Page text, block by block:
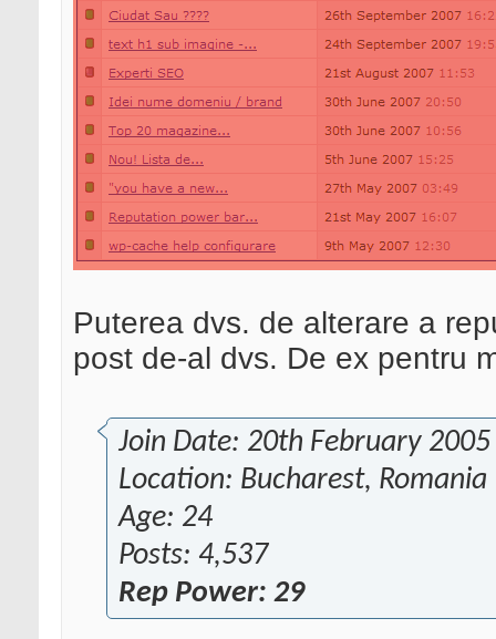
Puterea dvs. de alterare a
post de-al dvs. De ex pentru
Join Date: 20th February 2005
Location: Bucharest, Romania
Age: 24
Posts: 4,537
Rep Power: 29